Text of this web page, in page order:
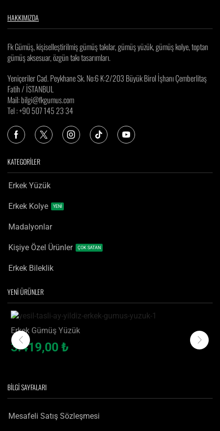
HAKKIMIZDA
Fk Gümüş, kişiselleştirilmiş gümüş takılar, gümüş yüzük, gümüş kolye, toptan
gümüş aksesuar, özgün takı tasarımları.
Yeniçeriler Cad. Peykhane Sk. No:6 K:2/203 Büyük Birol İşhanı Çemberlitaş
Fatih / İSTANBUL
Mail: bilgi@fkgumus.com
Tel : +90 507 145 23 34
KATEGORİLER
Erkek Yüzük
Erkek Kolye YENİ
Madalyonlar
Kişiye Özel Ürünler ÇOK SATAN
Erkek Bileklik
YENİ ÜRÜNLER
Erkek Gümüş Yüzük
3.419,00₺
BILGI SAYFALARI
Mesafeli Satış Sözleşmesi